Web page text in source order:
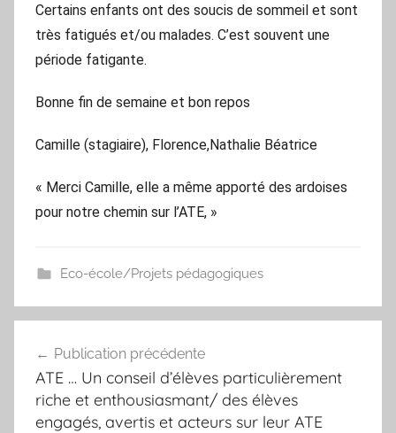
Certains enfants ont des soucis de sommeil et sont
très fatigués et/ou malades. C’est souvent une
période fatigante.
Bonne fin de semaine et bon repos
Camille (stagiaire), Florence,Nathalie Béatrice
« Merci Camille, elle a même apporté des ardoises
pour notre chemin sur l’ATE, »
Eco-école/Projets pédagogiques
de
l’article
Publication précédente
ATE … Un conseil d’élèves particulièrement
riche et enthousiasmant/ des élèves
engagés, avertis et acteurs sur leur ATE